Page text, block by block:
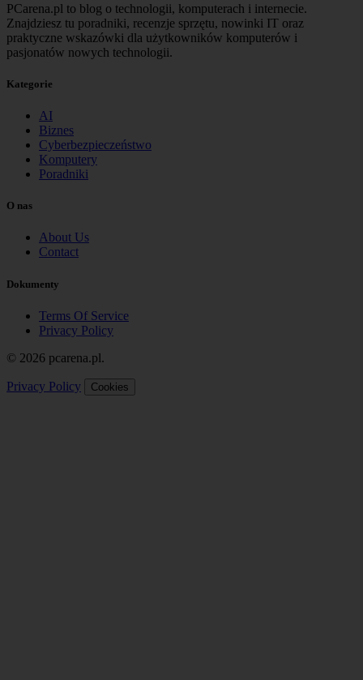
PCarena.pl to blog o technologii, komputerach i internecie.
Znajdziesz tu poradniki, recenzje sprzętu, nowinki IT oraz
praktyczne wskazówki dla użytkowników komputerów i
pasjonatów nowych technologii.
Kategorie
AI
Biznes
Cyberbezpieczeństwo
Komputery
Poradniki
O nas
About Us
Contact
Dokumenty
Terms Of Service
Privacy Policy
© 2026 pcarena.pl.
Privacy Policy Cookies